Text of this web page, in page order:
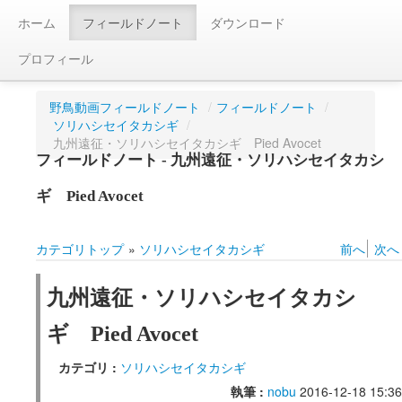
ホーム フィールドノート
ダウンロード
プロフィール
野鳥動画フィールドノート / フィールドノート /
ソリハシセイタカシギ /
九州遠征・ソリハシセイタカシギ Pied Avocet
フィールドノート - 九州遠征・ソリハシセイタカシ
ギ Pied Avocet
カテゴリトップ » ソリハシセイタカシギ 前へ 次へ
九州遠征・ソリハシセイタカシ
ギ Pied Avocet
カテゴリ : ソリハシセイタカシギ
執筆 : nobu 2016-12-18 15:36